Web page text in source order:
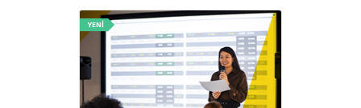
YENİ